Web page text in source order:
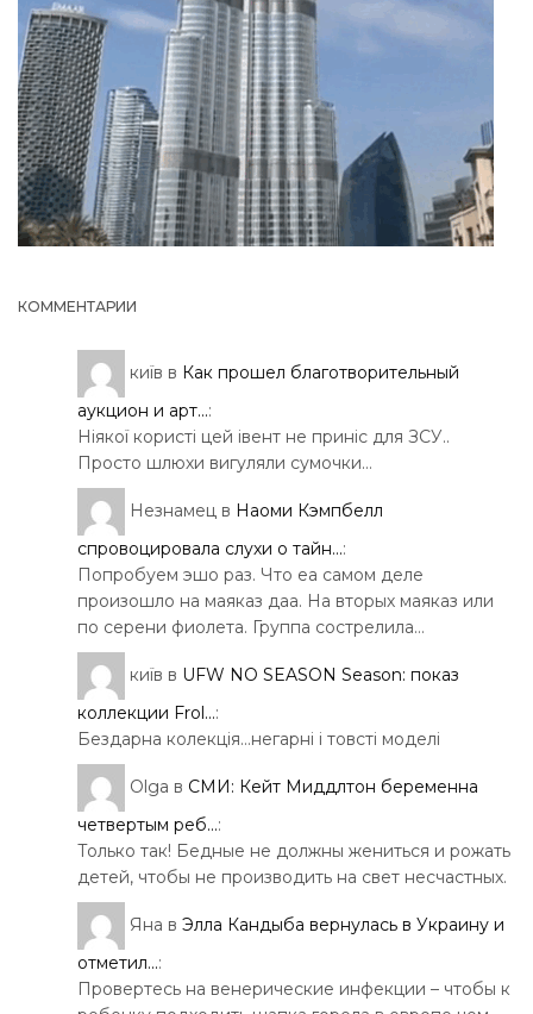
КОММЕНТАРИИ
київ в Как прошел благотворительный
аукцион и арт...:
Ніякої користі цей івент не приніс для ЗСУ..
Просто шлюхи вигуляли сумочки…
Незнамец в Наоми Кэмпбелл
спровоцировала слухи о тайн...:
Попробуем эшо раз. Что еа самом деле
произошло на маяказ даа. На вторых маяказ или
по серени фиолета. Группа сострелила…
київ в UFW NO SEASON Season: показ
коллекции Frol...:
Бездарна колекція…негарні і товсті моделі
Olga в СМИ: Кейт Миддлтон беременна
четвертым реб...:
Только так! Бедные не должны жениться и рожать
детей, чтобы не производить на свет несчастных.
Яна в Элла Кандыба вернулась в Украину и
отметил...:
Провертесь на венерические инфекции – чтобы к